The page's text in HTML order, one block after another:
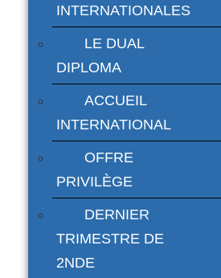
INTERNATIONALES
LE DUAL
DIPLOMA
ACCUEIL
INTERNATIONAL
OFFRE
PRIVILÈGE
DERNIER
TRIMESTRE DE
2NDE